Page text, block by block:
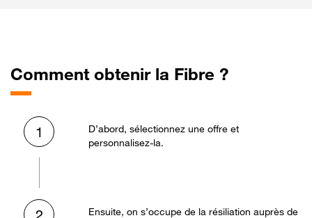
Comment obtenir la Fibre ?
1
D’abord, sélectionnez une offre et
personnalisez-la.
Ensuite, on s’occupe de la résiliation auprès de